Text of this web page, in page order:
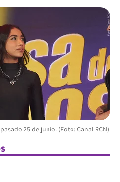
25 de junio. (Foto: Canal RCN)